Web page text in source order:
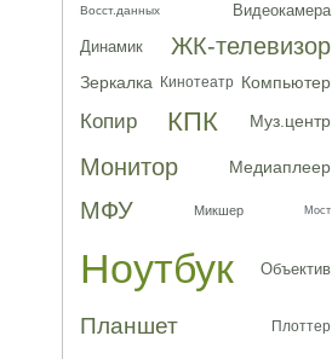
Восст.данных
Видеокамера
Динамик
ЖК-телевизор
Зеркалка Кинотеатр Компьютер
Копир КПК Муз.центр
Монитор Медиаплеер
МФУ Микшер Мост
Ноутбук Объектив
Планшет Плоттер